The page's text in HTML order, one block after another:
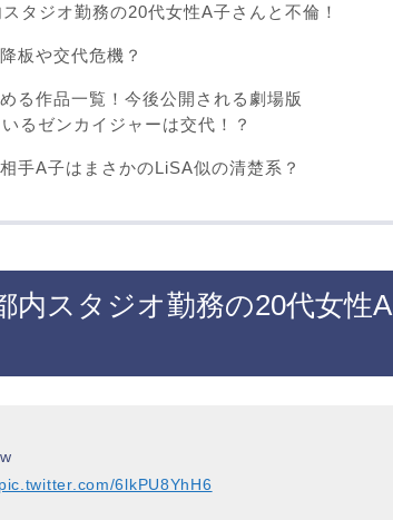
タジオ勤務の20代女性A子さんと不倫！
板や交代危機？
る作品一覧！今後公開される劇場版
るゼンカイジャーは交代！？
手A子はまさかのLiSA似の清楚系？
内スタジオ勤務の20代女性A
pic.twitter.com/6lkPU8YhH6